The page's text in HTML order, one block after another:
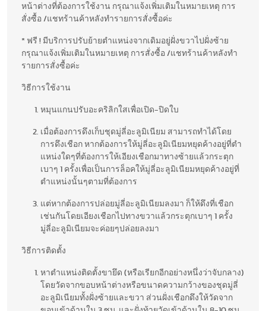
หน้าต่างที่ต้องการใช้งาน กรุณาแจ้งเพิ่มเติมในหมายเหตุ การ
สั่งซื้อ /แชทร้านค้าหลังทำรายการสั่งซื้อค่ะ
* ฟรี ! มีบริการปรับย้ายตำแหน่งจากเดิมอยู่ฝั่งขวาไปฝั่งซ้าย
กรุณาแจ้งเพิ่มเติมในหมายเหตุ การสั่งซื้อ /แชทร้านค้าหลังทำ
รายการสั่งซื้อค่ะ
วิธีการใช้งาน
หมุนแกนปรับอะคริลิกใสเพื่อเปิด-ปิดใบ
เมื่อต้องการดึงเก็บชุดมู่ลี่อะลูมิเนียม สามารถทำได้โดย
การดึงเชือก หากต้องการให้มู่ลี่อะลูมิเนียมหยุดค้างอยู่ที่ตำ
แหน่งใดๆที่ต้องการให้เอียงเชือกมาทางซ้ายแล้วกระตุก
เบาๆ 1 ครั้งเพื่อเป็นการล็อคให้มู่ลี่อะลูมิเนียมหยุดค้างอยู่ที่
ตำแหน่งนั้นๆตามที่ต้องการ
แต่หากต้องการปล่อยมู่ลี่อะลูมิเนียมลงมา ก็ให้ดึงที่เชือก
เช่นกันโดยเอียงเชือกไปทางขวาแล้วกระตุกเบาๆ 1 ครั้ง
มู่ลี่อะลูมิเนียมจะค่อยๆปล่อยลงมา
วิธีการติดตั้ง
หาตำแหน่งติดตั้งขายึด (หรือเรียกอีกอย่างหนึ่งว่าจับกลาง)
โดยวัดจากขอบหน้าต่างหรือขนาดความกว้างของชุดมู่ลี่
อะลูมิเนียมทั้งฝั่งซ้ายและขวา ส่วนฝั่งเชือกดึงให้วัดจาก